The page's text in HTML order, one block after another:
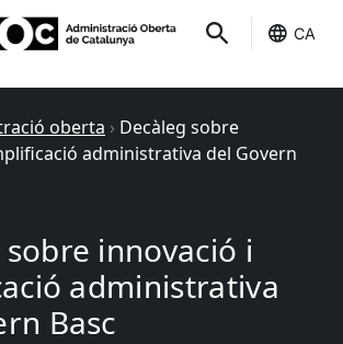
CA
oberta › Decàleg sobre
administrativa del Govern
innovació i
administrativa
Basc